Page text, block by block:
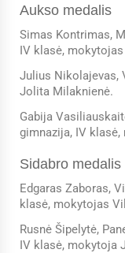
Aukso medalis
Simas Kontrimas,
IV klasė,
Julius Nikolajevas,
Jolita Milaknienė.
Gabija
gimnazija, IV
Sidabro medalis
Edgaras Zaboras,
klasė, mokytojas
Rusnė Šipelytė,
IV klasė, mokytoja